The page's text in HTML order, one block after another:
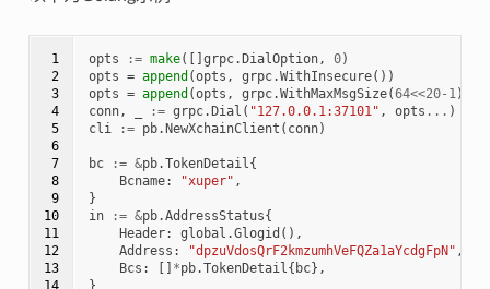
1
2
3
4
5
6
7
8
9
10
11
12
13
14
opts := make([] grpc. DialOption, 0)
opts = append (opts , grpc.WithInsecure())
opts = append (opts , grpc.WithMaxMsgSize(64<<20- 1))
conn, := grpc. Dial ( "127.0.0.1:37101" , opts ... )
cli
:= pb. NewXchainClient ( conn)
bc := &pb.TokenDetail{
Bcname: "xuper" ,
}
in
:= &pb.AddressStatus{
Header: global .Glogid (),
Address : "dpzuVdosQrF2kmzumhVeFQZa1aYcdgFpN" ,
Bcs : *pb.TokenDetail{ bc},
}